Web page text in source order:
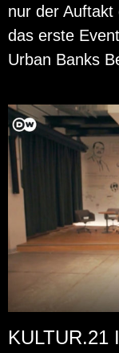
nur der Auf­takt
das erste
Urban Banks
KULTUR.21